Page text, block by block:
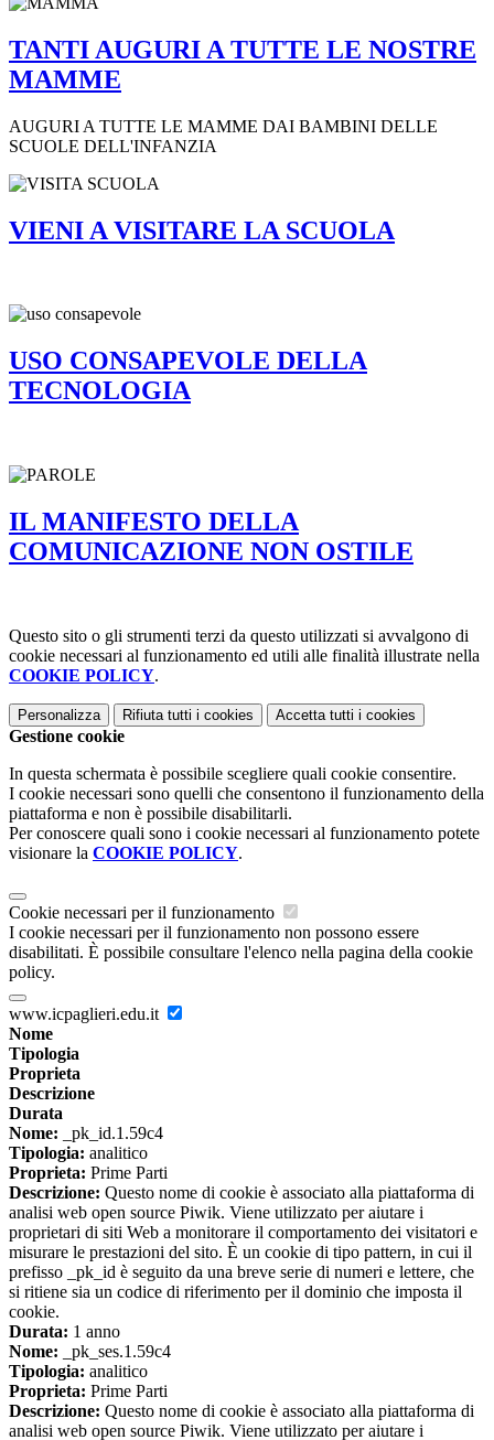
TANTI AUGURI A TUTTE LE NOSTRE
MAMME
AUGURI A TUTTE LE MAMME DAI BAMBINI DELLE
SCUOLE DELL'INFANZIA
VIENI A VISITARE LA SCUOLA
USO CONSAPEVOLE DELLA
TECNOLOGIA
IL MANIFESTO DELLA
COMUNICAZIONE NON OSTILE
Questo sito o gli strumenti terzi da questo utilizzati si avvalgono di
cookie necessari al funzionamento ed utili alle finalità illustrate nella
COOKIE POLICY.
Personalizza Rifiuta tutti i cookies Accetta tutti i cookies
Gestione cookie
In questa schermata è possibile scegliere quali cookie consentire.
I cookie necessari sono quelli che consentono il funzionamento della
piattaforma e non è possibile disabilitarli.
Per conoscere quali sono i cookie necessari al funzionamento potete
visionare la COOKIE POLICY.
Cookie necessari per il funzionamento
I cookie necessari per il funzionamento non possono essere
disabilitati. È possibile consultare l'elenco nella pagina della cookie
policy.
www.icpaglieri.edu.it
Nome
Tipologia
Proprieta
Descrizione
Durata
Nome: _pk_id.1.59c4
Tipologia: analitico
Proprieta: Prime Parti
Descrizione: Questo nome di cookie è associato alla piattaforma di
analisi web open source Piwik. Viene utilizzato per aiutare i
proprietari di siti Web a monitorare il comportamento dei visitatori e
misurare le prestazioni del sito. È un cookie di tipo pattern, in cui il
prefisso _pk_id è seguito da una breve serie di numeri e lettere, che
si ritiene sia un codice di riferimento per il dominio che imposta il
cookie.
Durata: 1 anno
Nome: _pk_ses.1.59c4
Tipologia: analitico
Proprieta: Prime Parti
Descrizione: Questo nome di cookie è associato alla piattaforma di
analisi web open source Piwik. Viene utilizzato per aiutare i